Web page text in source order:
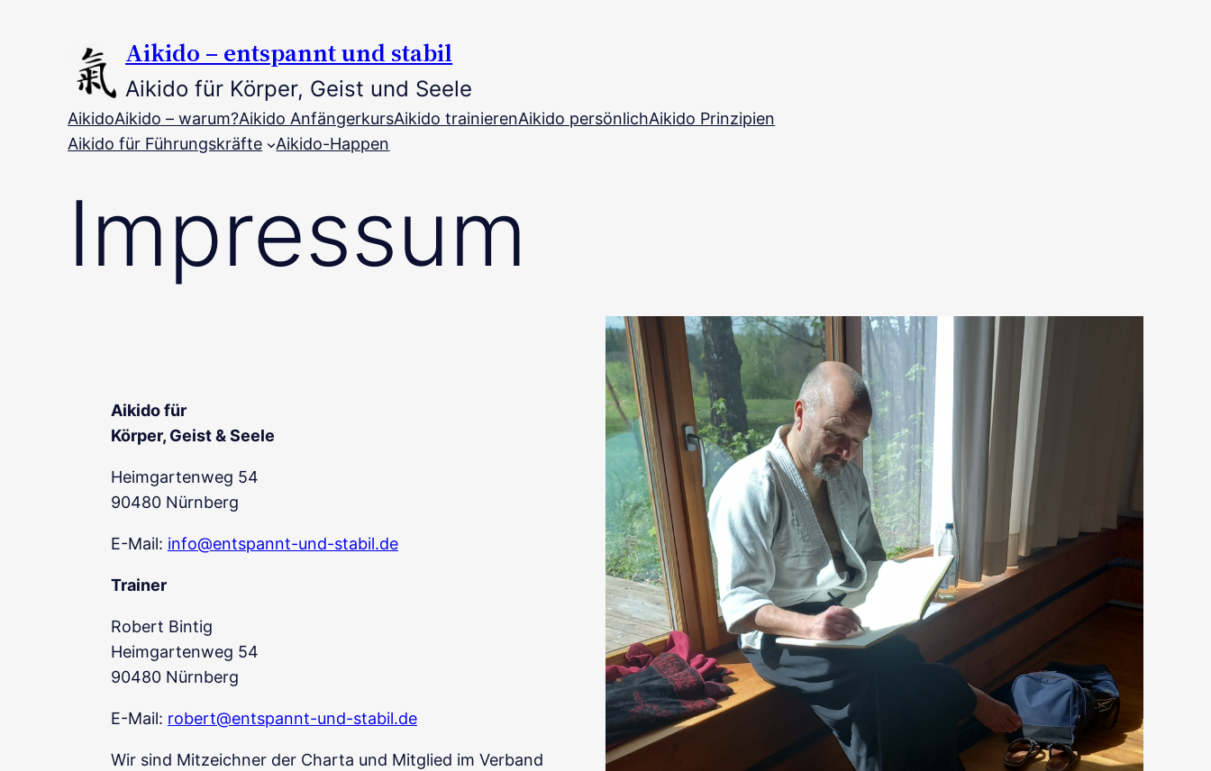
Aikido – entspannt und stabil
Aikido für Körper, Geist und Seele
AikidoAikido – warum?Aikido AnfängerkursAikido trainierenAikido persönlichAikido Prinzipien
Aikido für Führungskräfte
Aikido-Happen
Impressum
Aikido für
Körper, Geist & Seele
Heimgartenweg 54
90480 Nürnberg
E-Mail: info@entspannt-und-stabil.de
Trainer
Robert Bintig
Heimgartenweg 54
90480 Nürnberg
E-Mail: robert@entspannt-und-stabil.de
Wir sind Mitzeichner der Charta und Mitglied im Verband